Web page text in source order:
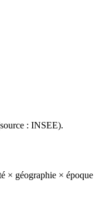
: INSEE).
× géographie × époque